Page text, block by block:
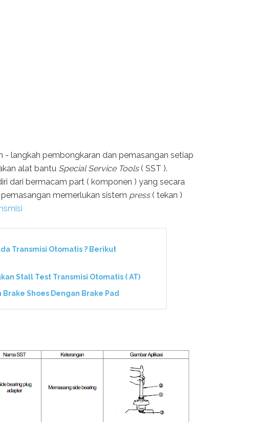
- langkah pembongkaran dan pemasangan setiap
alat bantu Special Service Tools ( SST ).
dari bermacam part ( komponen ) yang secara
memerlukan sistem press( tekan )
Transmisi Otomatis ? Berikut
Stall Test Transmisi Otomatis ( AT)
Shoes Dengan Brake Pad